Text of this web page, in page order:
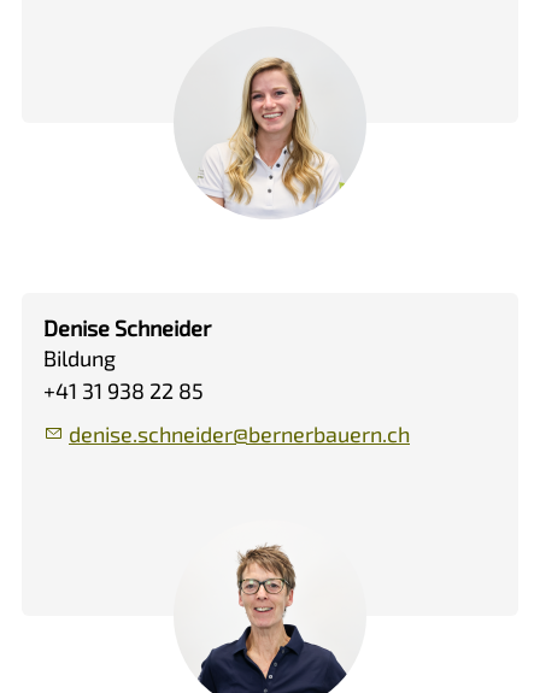
Denise Schneider
Bildung
+41 31 938 22 85
d n s schn d r b rn rb rn ch